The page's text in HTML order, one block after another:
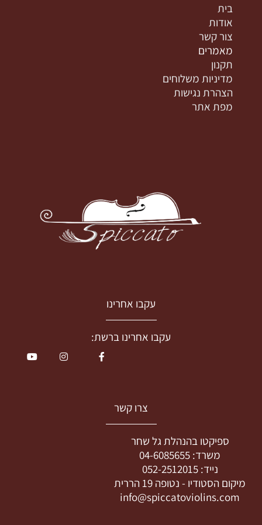
בית
אודות
צור קשר
מאמרים
תקנון
מדיניות משלוחים
הצהרת נגישות
מפת אתר
עקבו אחרינו
עקבו אחרינו ברשת:
צרו קשר
ספיקטו בהנהלת גל שחר
משרד: 04-6085655
נייד:052-2512015
מיקום הסטודיו - נטופה 19 הררית
info@spiccatoviolins.com